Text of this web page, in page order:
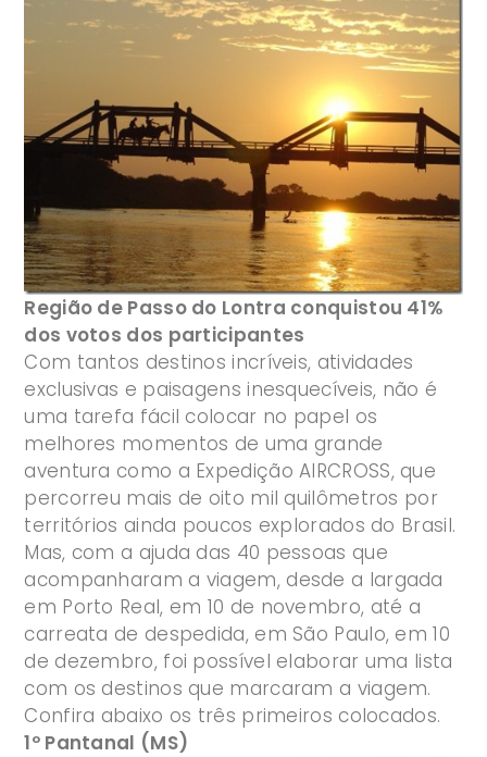
Região de Passo do Lontra conquistou 41%
dos votos dos participantes
Com tantos destinos incríveis, atividades
exclusivas e paisagens inesquecíveis, não é
uma tarefa fácil colocar no papel os
melhores momentos de uma grande
aventura como a Expedição AIRCROSS, que
percorreu mais de oito mil quilômetros por
territórios ainda poucos explorados do Brasil.
Mas, com a ajuda das 40 pessoas que
acompanharam a viagem, desde a largada
em Porto Real, em 10 de novembro, até a
carreata de despedida, em São Paulo, em 10
de dezembro, foi possível elaborar uma lista
com os destinos que marcaram a viagem.
Confira abaixo os três primeiros colocados.
1º Pantanal (MS)